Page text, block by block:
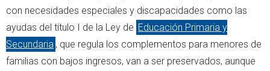
con necesidades especiales y discapacidades como las
ayudas del título I de la Ley de Educación Primaria y
Secundaria , que regula los complementos para menores de
familias con bajos ingresos, van a ser preservados, aunque